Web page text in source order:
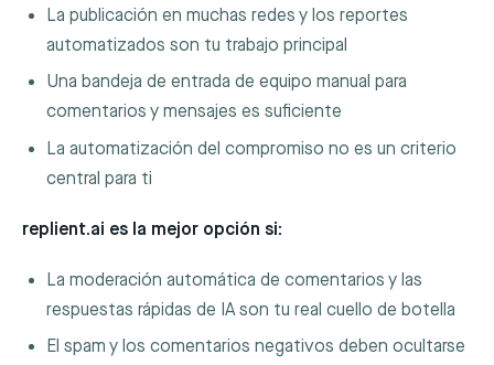
La publicación en muchas redes y los reportes
automatizados son tu trabajo principal
Una bandeja de entrada de equipo manual para
comentarios y mensajes es suficiente
La automatización del compromiso no es un criterio
central para ti
replient.ai es la mejor opción si:
La moderación automática de comentarios y las
respuestas rápidas de IA son tu real cuello de botella
El spam y los comentarios negativos deben ocultarse